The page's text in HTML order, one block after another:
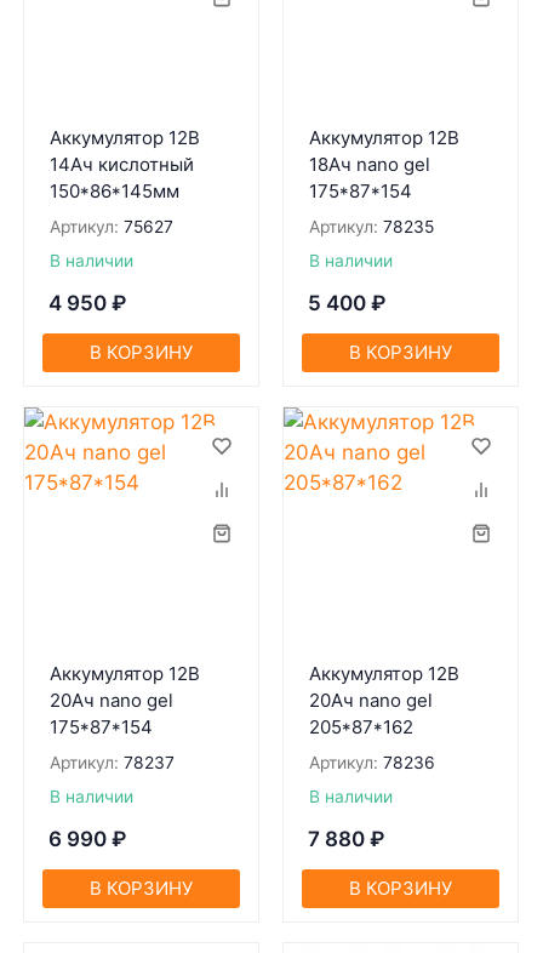
Аккумулятор 12В
14Ач кислотный
150*86*145мм
Артикул: 75627
В наличии
4 950 ₽
В КОРЗИНУ
Аккумулятор 12В
18Ач nano gel
175*87*154
Артикул: 78235
В наличии
5 400 ₽
В КОРЗИНУ
Аккумулятор 12В
20Ач nano gel
175*87*154
Артикул: 78237
В наличии
6 990 ₽
В КОРЗИНУ
Аккумулятор 12В
20Ач nano gel
205*87*162
Артикул: 78236
В наличии
7 880 ₽
В КОРЗИНУ